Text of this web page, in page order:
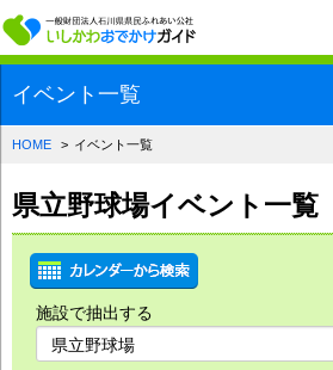
一般
イベント一覧
HOME イベント一覧
県立野球場イベント一覧
施設で抽出する